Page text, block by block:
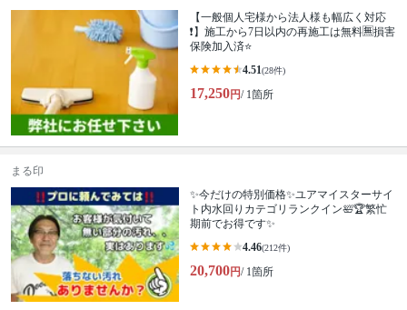
【一般個人宅様から法人様も幅広く対応
❗️】施工から7日以内の再施工は無料🈚️損害
保険加入済⭐️
4.51(28件)
17,250円/ 1箇所
まる印
✨今だけの特別価格✨ユアマイスターサイ
ト内水回りカテゴリランクイン🛀🏆繁忙
期前でお得です✨
4.46(212件)
20,700円/ 1箇所